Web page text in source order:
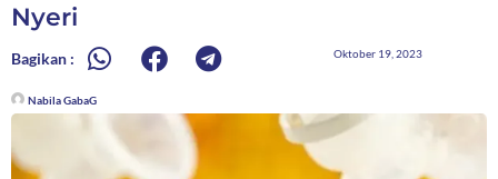
Nyeri
Bagikan : Oktober 19, 2023
Nabila GabaG